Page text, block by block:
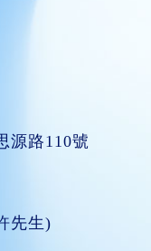
源路110號
先生)